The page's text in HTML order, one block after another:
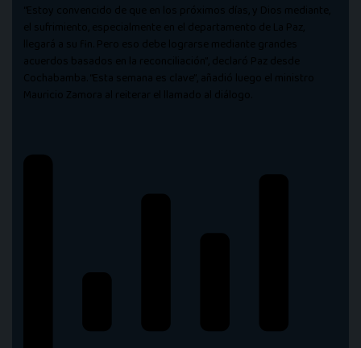
“Estoy convencido de que en los próximos días, y Dios mediante,
el sufrimiento, especialmente en el departamento de La Paz,
llegará a su fin. Pero eso debe lograrse mediante grandes
acuerdos basados en la reconciliación”, declaró Paz desde
Cochabamba. “Esta semana es clave”, añadió luego el ministro
Mauricio Zamora al reiterar el llamado al diálogo.